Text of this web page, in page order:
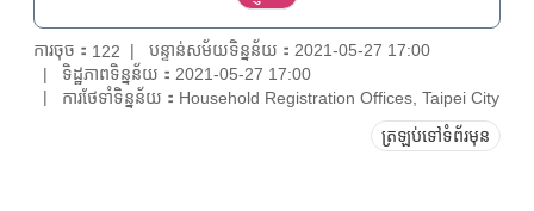
ការចុច： 122
បន្ទាន់សម័យទិន្នន័យ：2021-05-27 17:00
ទិដ្ឋភាពទិន្នន័យ：2021-05-27 17:00
ការថែទាំទិន្នន័យ：Household Registration Offices, Taipei City
ត្រឡប់ទៅទំព័រមុន